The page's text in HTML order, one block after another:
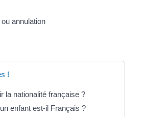
annulation
!
la nationalité française ?
enfant est-il Français ?